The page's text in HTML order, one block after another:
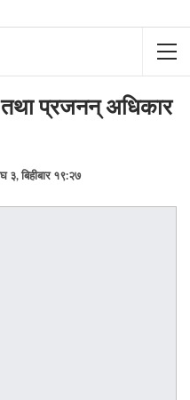
तथा प्रजनन् अधिकार
३, बिहीबार १९:२७